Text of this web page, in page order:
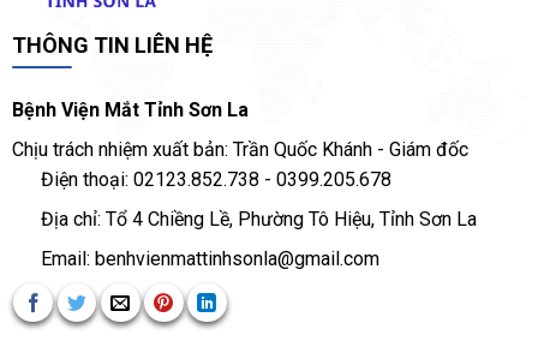
THÔNG TIN LIÊN HỆ
Bệnh Viện Mắt Tỉnh Sơn La
Chịu trách nhiệm xuất bản: Trần Quốc Khánh - Giám đốc
Điện thoại: 02123.852.738 - 0399.205.678
Địa chỉ: Tổ 4 Chiềng Lề, Phường Tô Hiệu, Tỉnh Sơn La
Email: benhvienmattinhsonla@gmail.com